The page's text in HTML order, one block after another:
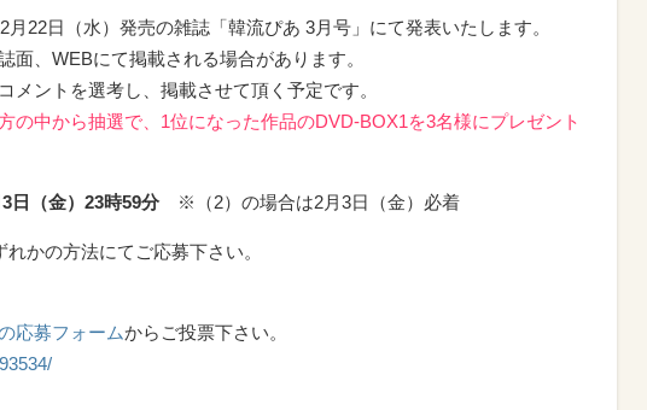
22日（水）発売の雑誌「韓流ぴあ 3月号」にて発表いたします。
面、WEBにて掲載される場合があります。
メントを選考し、掲載させて頂く予定です。
の中から抽選で、1位になった作品のDVD-BOX1を3名様にプレゼント
3 日（金）23時59分※（2）の場合は2月3日（金）必着
れかの方法にてご応募下さい。
応募フォームからご投票下さい。